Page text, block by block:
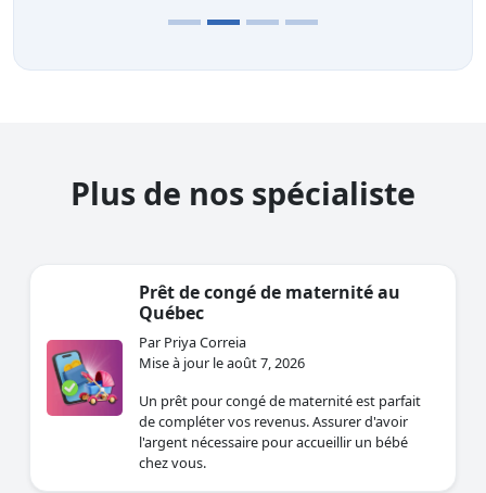
Plus de nos spécialiste
Prêt de congé de maternité au
Québec
Par Priya Correia
Mise à jour le août 7, 2026
Un prêt pour congé de maternité est parfait
de compléter vos revenus. Assurer d'avoir
l'argent nécessaire pour accueillir un bébé
chez vous.